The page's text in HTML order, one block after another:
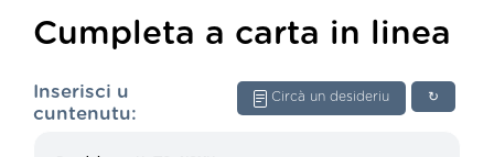
Cumpleta a carta in linea
↻
Circà un desideriu
Inserisci u
cuntenutu: